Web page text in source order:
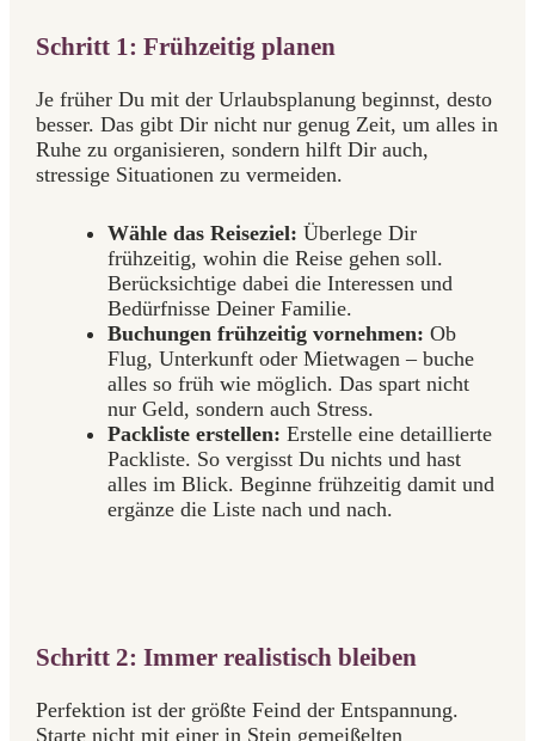
Schritt 1: Frühzeitig planen
Je früher Du mit der Urlaubsplanung beginnst, desto
besser. Das gibt Dir nicht nur genug Zeit, um alles in
Ruhe zu organisieren, sondern hilft Dir auch,
stressige Situationen zu vermeiden.
Wähle das Reiseziel: Überlege Dir
frühzeitig, wohin die Reise gehen soll.
Berücksichtige dabei die Interessen und
Bedürfnisse Deiner Familie.
Buchungen frühzeitig vornehmen: Ob
Flug, Unterkunft oder Mietwagen – buche
alles so früh wie möglich. Das spart nicht
nur Geld, sondern auch Stress.
Packliste erstellen: Erstelle eine detaillierte
Packliste. So vergisst Du nichts und hast
alles im Blick. Beginne frühzeitig damit und
ergänze die Liste nach und nach.
Schritt 2: Immer realistisch bleiben
Perfektion ist der größte Feind der Entspannung.
Starte nicht mit einer in Stein gemeißelten